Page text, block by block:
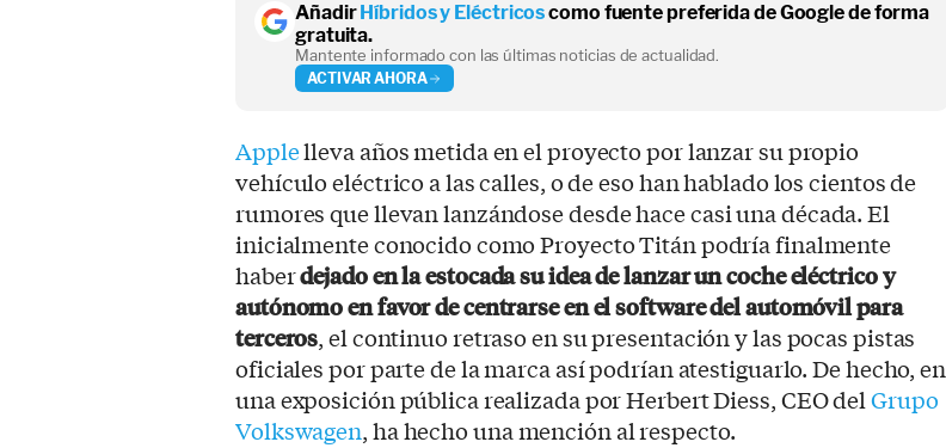
AñadirHíbridos y Eléctricoscomo fuente preferida de Google de forma
gratuita.
Mantente informado con las últimas noticias de actualidad.
ACTIVAR AHORA
Applelleva años metida en el proyecto por lanzar su propio
vehículo eléctrico a las calles, o de eso han hablado los cientos de
rumores que llevan lanzándose desde hace casi una década. El
inicialmente conocido como Proyecto Titán podría finalmente
haberdejado en la estocada su idea de lanzar uncoche eléctricoy
autónomo en favor de centrarse en el software del automóvil para
terceros, el continuo retraso en su presentación y las pocas pistas
oficiales por parte de la marca así podrían atestiguarlo. De hecho, en
una exposición pública realizada por Herbert Diess, CEO delGrupo
Volkswagen, ha hecho una mención al respecto.